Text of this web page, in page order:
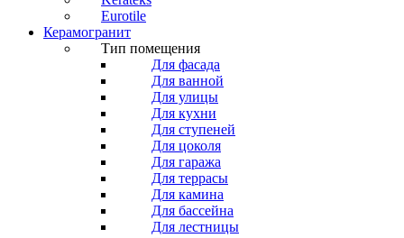
Eurotile
Керамогранит
Тип помещения
Для фасада
Для ванной
Для улицы
Для кухни
Для ступеней
Для цоколя
Для гаража
Для террасы
Для камина
Для бассейна
Для лестницы